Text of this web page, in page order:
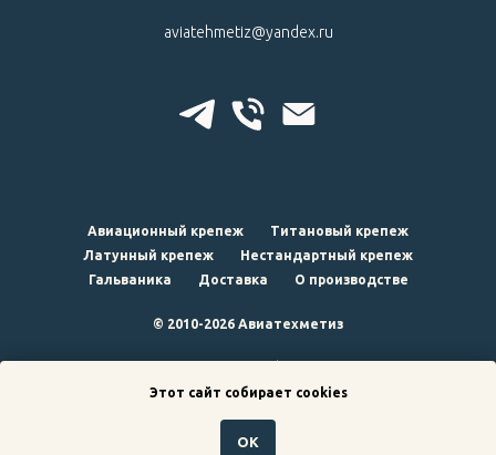
aviatehmetiz@yandex.ru
Авиационный крепеж
Титановый крепеж
Латунный крепеж
Нестандартный крепеж
Гальваника
Доставка О производстве
© 2010-2026 Авиатехметиз
наверх
Этот сайт собирает cookies
ОК